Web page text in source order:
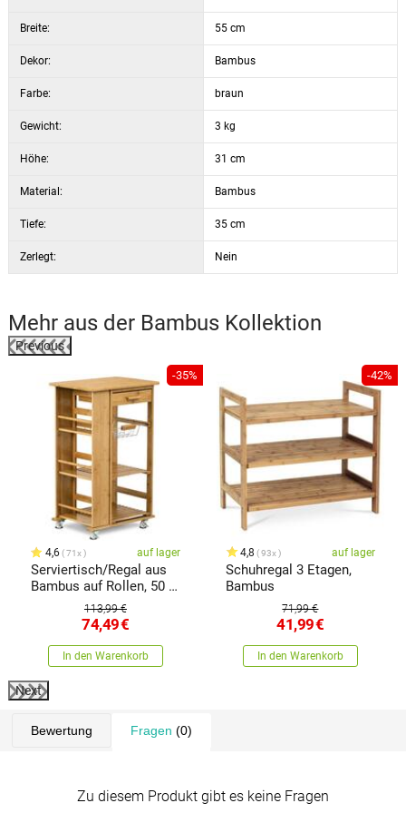
Breite: 55 cm
Dekor: Bambus
Farbe: braun
Gewicht: 3 kg
Höhe: 31 cm
Material: Bambus
Tiefe: 35 cm
Zerlegt: Nein
Mehr aus der BambusKollektion
Previous
-35%
4,6 71x auf lager
Serviertisch/Regal aus
Bambus auf Rollen, 50 x
37 x 83 cm113,99 €
74,49€
In den Warenkorb
-42%
4,8 93x auf lager
Schuhregal 3 Etagen,
Bambus
71,99 €
41,99€
In den Warenkorb
Next
Bewertung Fragen (0)
Zu diesem Produkt gibt es keine Fragen